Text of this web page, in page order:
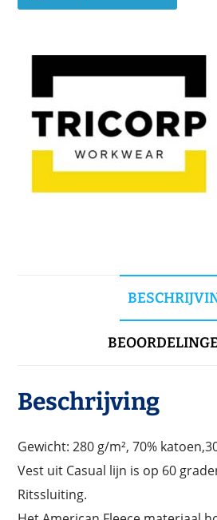
Beschrijving
Gewicht: 280 g/m², 70%
Vest uit Casual lijn is op 60
Ritssluiting.